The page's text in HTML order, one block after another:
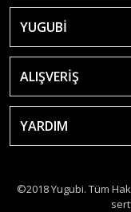
YUGUBİ
ALIŞVERİŞ
YARDIM
©2018 Yugubi. Tüm